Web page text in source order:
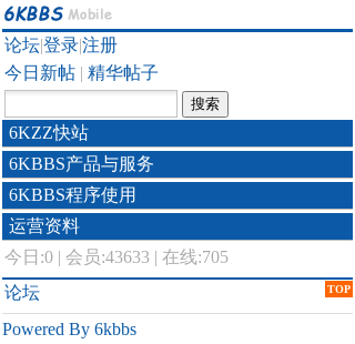
论坛|登录|注册
今日新帖 | 精华帖子
6KZZ快站
6KBBS产品与服务
6KBBS程序使用
运营资料
今日:0 | 会员:43633 | 在线:705
TOP
论坛
Powered By 6kbbs